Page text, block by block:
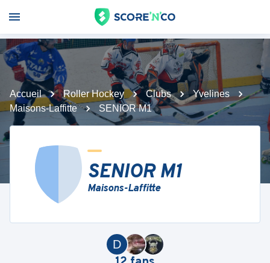
Accueil Roller Hockey Clubs
Yvelines
Maisons-Laffitte
SENIOR M1
SENIOR M1
Maisons-Laffitte
D